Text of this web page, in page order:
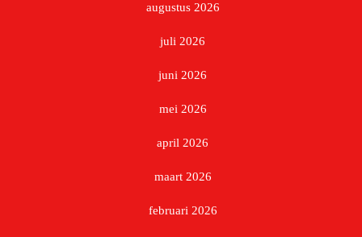
augustus 2026
juli 2026
juni 2026
mei 2026
april 2026
maart 2026
februari 2026